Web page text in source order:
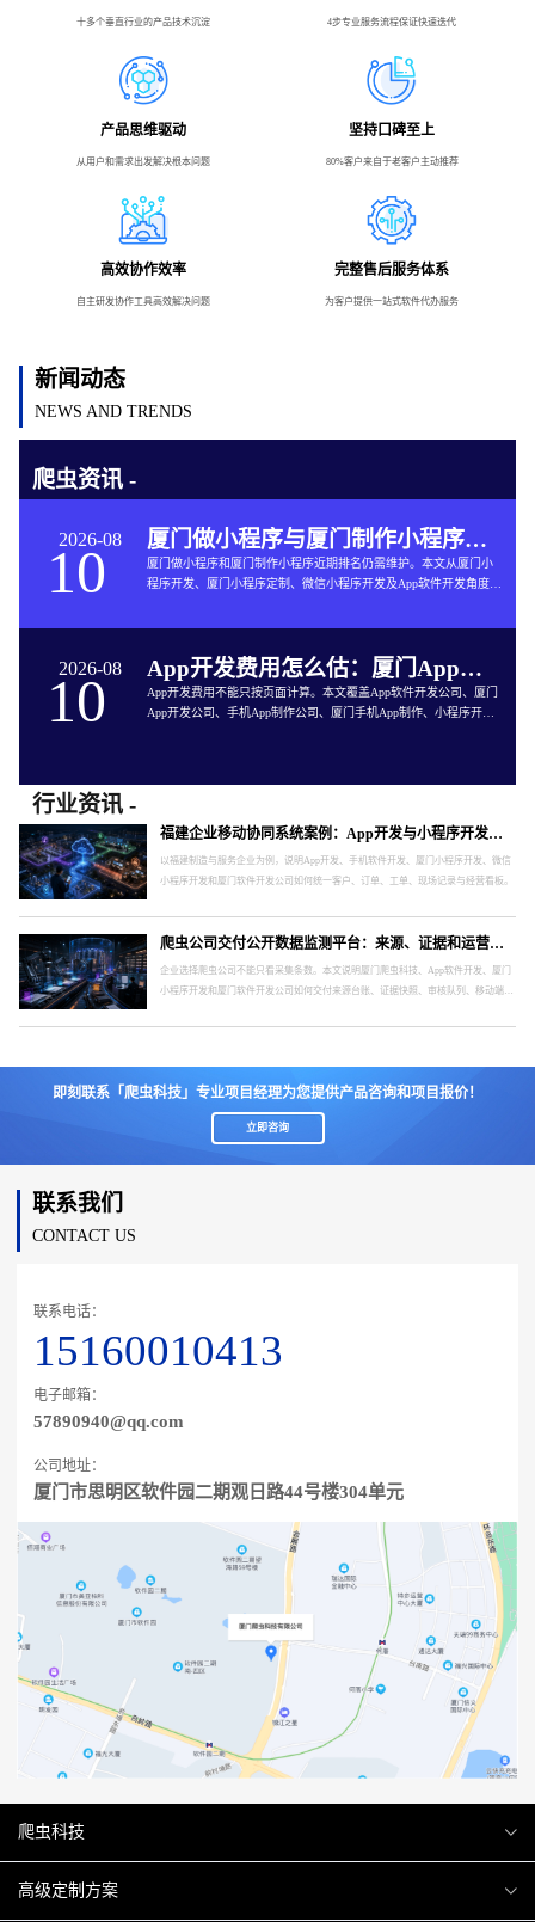
十多个垂直行业的产品技术沉淀 4步专业服务流程保证快速迭代
产品思维驱动
从用户和需求出发解决根本问题
坚持口碑至上
80%客户来自于老客户主动推荐
高效协作效率
自主研发协作工具高效解决问题
完整售后服务体系
为客户提供一站式软件代办服务
新闻动态
NEWS AND TRENDS
爬虫资讯 -
2026-08
10 厦门做小程序与厦门制作小程序：本地生活门店怎样统一会员、预约和订单
厦门做小程序和厦门制作小程序近期排名仍需维护。本文从厦门小
程序开发、厦门小程序定制、微信小程序开发及App软件开发角度说
2026-08
10 App开发费用怎么估：厦门App开发公司从功能到验收的预算拆分方法
App开发费用不能只按页面计算。本文覆盖App软件开发公司、厦门
App开发公司、手机App制作公司、厦门手机App制作、小程序开发
行业资讯 -
福建企业移动协同系统案例：App开发与小程序开发怎样连接订单和现场服务
以福建制造与服务企业为例，说明App开发、手机软件开发、厦门小程序开发、微信
小程序开发和厦门软件开发公司如何统一客户、订单、工单、现场记录与经营看板。
爬虫公司交付公开数据监测平台：来源、证据和运营指标怎么验收
企业选择爬虫公司不能只看采集条数。本文说明厦门爬虫科技、App软件开发、厦门
小程序开发和厦门软件开发公司如何交付来源台账、证据快照、审核队列、移动端与
即刻联系「爬虫科技」专业项目经理为您提供产品咨询和项目报价！
立即咨询
联系我们
CONTACT US
联系电话：
15160010413
电子邮箱：
57890940@qq.com
公司地址：
厦门市思明区软件园二期观日路44号楼304单元
爬虫科技
爬虫案例
高级定制方案